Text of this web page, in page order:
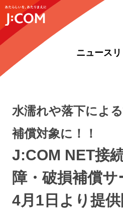
ニュース
水濡れや落下によ
補償対象に！！
J:COM NET接
障・破損補償
4月1日より提